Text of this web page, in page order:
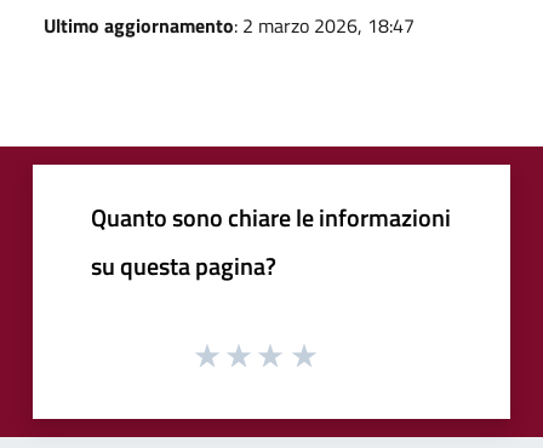
Ultimo aggiornamento: 2 marzo 2026, 18:47
Quanto sono chiare le informazioni
su questa pagina?